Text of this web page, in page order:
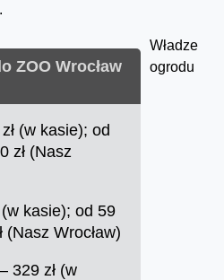
ZOO Wrocław
(w kasie); od
zł (Nasz
(w kasie); od 59
(Nasz Wrocław)
– 329 zł (w
Władze
ogrodu